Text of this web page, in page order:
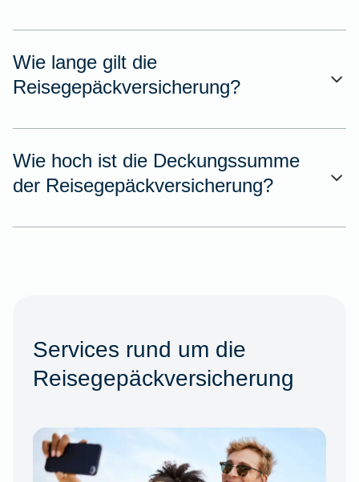
Wie lange gilt die
Reisegepäckversicherung?
Wie hoch ist die Deckungssumme
der Reisegepäckversicherung?
Services rund um die
Reisegepäckversicherung